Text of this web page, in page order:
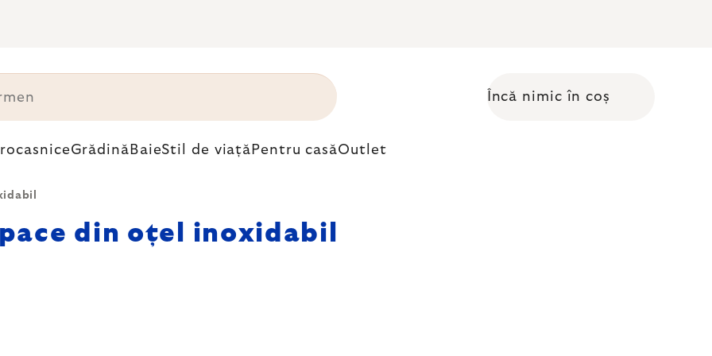
Coş de cumpărături
Încă nimic în coș
Grădină BaieStil de viață Pentru casăOutlet
din oțel inoxidabil